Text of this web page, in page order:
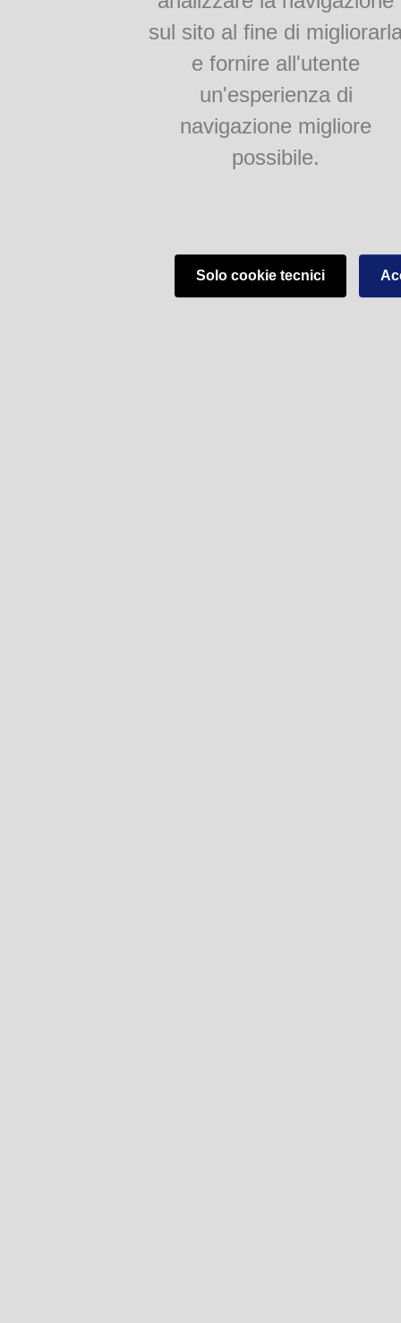
sul sito al fine di
e fornire all'utente
un'esperienza di
navigazione migliore
possibile.
Solo cookie tecnici